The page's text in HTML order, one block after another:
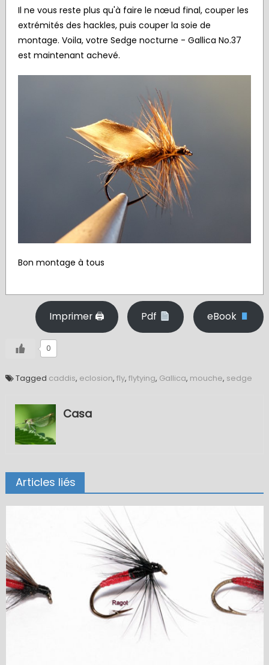
Il ne vous reste plus qu'à faire le nœud final, couper les
extrémités des hackles, puis couper la soie de
montage. Voila, votre Sedge nocturne - Gallica No.37
est maintenant achevé.
Bon montage à tous
Imprimer 🖨 Pdf eBook
0
Tagged caddis, eclosion, fly, flytying, Gallica, mouche, sedge
Casa
Articles liés